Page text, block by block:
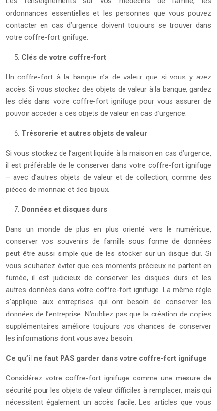
ordonnances essentielles et les personnes que vous pouvez
contacter en cas d’urgence doivent toujours se trouver dans
votre coffre-fort ignifuge.
Clés de votre coffre-fort
Un coffre-fort à la banque n’a de valeur que si vous y avez
accès. Si vous stockez des objets de valeur à la banque, gardez
les clés dans votre coffre-fort ignifuge pour vous assurer de
pouvoir accéder à ces objets de valeur en cas d’urgence.
Trésorerie et autres objets de valeur
Si vous stockez de l’argent liquide à la maison en cas d’urgence,
il est préférable de le conserver dans votre coffre-fort ignifuge
– avec d’autres objets de valeur et de collection, comme des
pièces de monnaie et des bijoux.
Données et disques durs
Dans un monde de plus en plus orienté vers le numérique,
conserver vos souvenirs de famille sous forme de données
peut être aussi simple que de les stocker sur un disque dur. Si
vous souhaitez éviter que ces moments précieux ne partent en
fumée, il est judicieux de conserver les disques durs et les
autres données dans votre coffre-fort ignifuge. La même règle
s’applique aux entreprises qui ont besoin de conserver les
données de l’entreprise. N’oubliez pas que la création de copies
supplémentaires améliore toujours vos chances de conserver
les informations dont vous avez besoin.
Ce qu’il ne faut PAS garder dans votre coffre-fort ignifuge
Considérez votre coffre-fort ignifuge comme une mesure de
sécurité pour les objets de valeur difficiles à remplacer, mais qui
nécessitent également un accès facile. Les articles que vous